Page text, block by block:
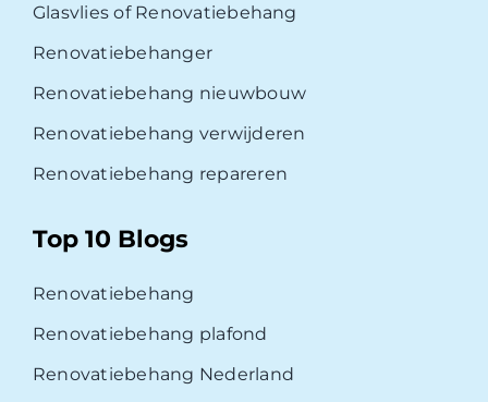
Glasvlies of Renovatiebehang
Renovatiebehanger
Renovatiebehang nieuwbouw
Renovatiebehang verwijderen
Renovatiebehang repareren
Top 10 Blogs
Renovatiebehang
Renovatiebehang plafond
Renovatiebehang Nederland